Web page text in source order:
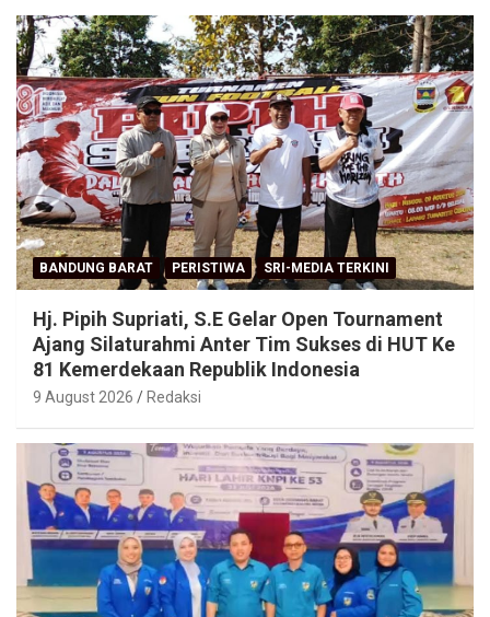
BANDUNG BARAT PERISTIWA SRI-MEDIA TERKINI
Hj. Pipih Supriati, S.E Gelar Open Tournament
Ajang Silaturahmi Anter Tim Sukses di HUT Ke
81 Kemerdekaan Republik Indonesia
9 August 2026 Redaksi